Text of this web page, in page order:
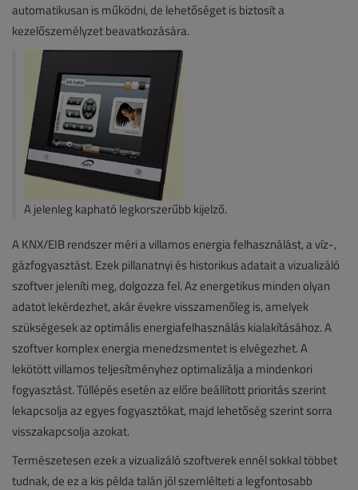
automatikusan is működni, de lehetőséget is biztosít a
kezelőszemélyzet beavatkozására.
A jelenleg kapható legkorszerűbb kijelző.
A KNX/EIB rendszer méri a villamos energia felhasználást, a víz-,
gázfogyasztást. Ezek pillanatnyi és historikus adatait a vizualizáló
szoftver jeleníti meg, dolgozza fel. Az energetikus minden olyan
adatot lekérdezhet, akár évekre visszamenőleg is, amelyek
szükségesek az optimális energiafelhasználás kialakításához. A
szoftver komplex energia menedzsmentet is elvégezhet. A
lekötött villamos teljesítményhez optimalizálja a mindenkori
fogyasztást. Túllépés esetén az előre beállított prioritás szerint
lekapcsolja az egyes fogyasztókat, majd lehetőség szerint sorra
visszakapcsolja azokat.
Természetesen ezek a vizualizáló szoftverek ennél sokkal többet
tudnak, de ez a kis példa talán jól szemlélteti a legfontosabb